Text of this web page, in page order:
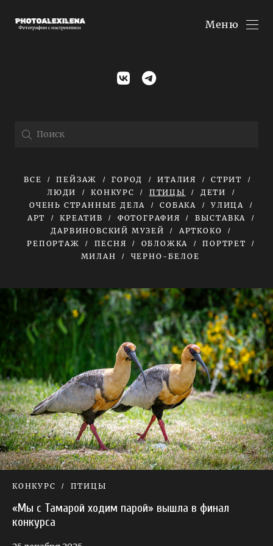
Меню
ВСЕ ПЕЙЗАЖ ГОРОД ИТАЛИЯ
СТРИТ
ЛЮДИ
КОНКУРС ПТИЦЫ
ДЕТИ
ОЧЕНЬ СТРАННЫЕ ДЕЛА
СОБАКА
УЛИЦА
АРТ
КРЕАТИВ ФОТОГРАФИЯ
ВЫСТАВКА
ДАРВИНОВСКИЙ МУЗЕЙ
АРТКОКО
РЕПОРТАЖ
ПЕСНЯ ОБЛОЖКА
ПОРТРЕТ
МИЛАН
ЧЕРНО-БЕЛОЕ
КОНКУРС ПТИЦЫ
«Мы с Тамарой ходим парой» вышла в финал
конкурса